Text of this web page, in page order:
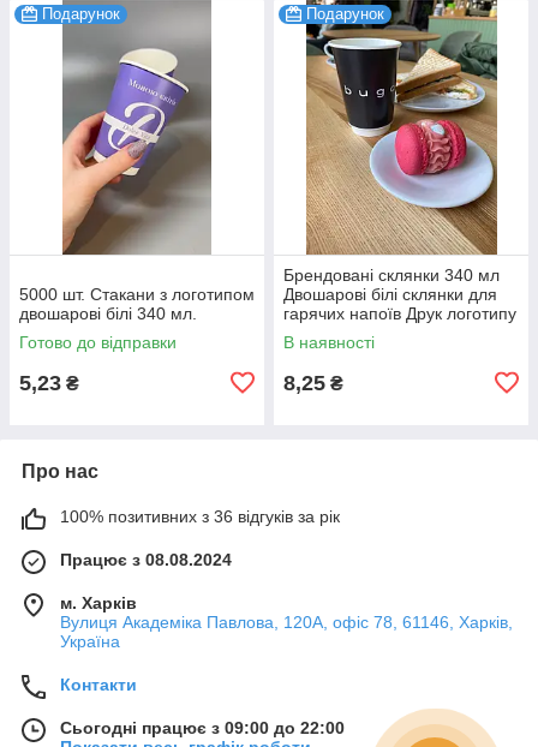
Подарунок
5000 шт. Стакани з логотипом
двошарові білі 340 мл.
Готово до відправки
5,23 ₴
Подарунок
Брендовані склянки 340 мл
Двошарові білі склянки для
гарячих напоїв Друк логотипу
на склянках 500 шт.
В наявності
8,25 ₴
Про нас
100% позитивних з 36 відгуків за рік
Працює з 08.08.2024
м. Харків
Вулиця Академіка Павлова, 120А, офіс 78, 61146, Харків,
Україна
Контакти
Сьогодні працює з 09:00 до 22:00